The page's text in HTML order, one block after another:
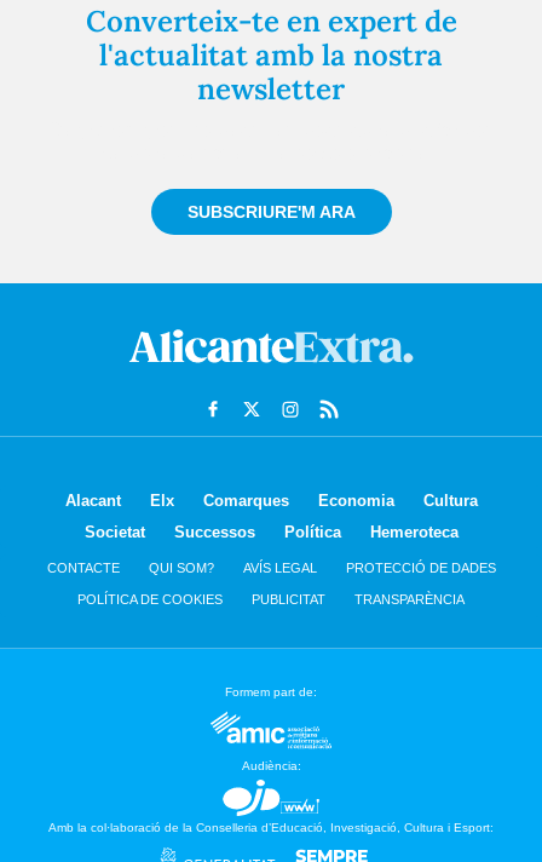
Converteix-te en expert de
l'actualitat amb la nostra
newsletter
SUBSCRIURE'M ARA
Alacant Elx Comarques Economia
Cultura
Societat
Successos Política Hemeroteca
CONTACTE QUI SOM? AVÍS LEGAL PROTECCIÓ DE DADES
POLÍTICA DE COOKIES PUBLICITAT TRANSPARÈNCIA
Formem part de:
Audiència:
Amb la col·laboració de la Conselleria d’Educació, Investigació, Cultura i Esport: